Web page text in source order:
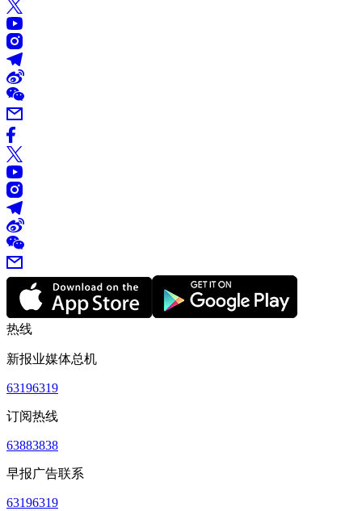
热线
新报业媒体总机
63196319
订阅热线
63883838
早报广告联系
63196319